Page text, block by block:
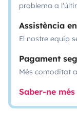
problema a
Assistència
El nostre equip
Pagament
Més comoditat
Saber-ne més